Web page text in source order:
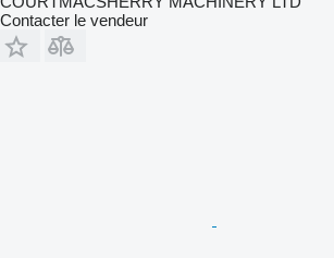
Contacter le vendeur